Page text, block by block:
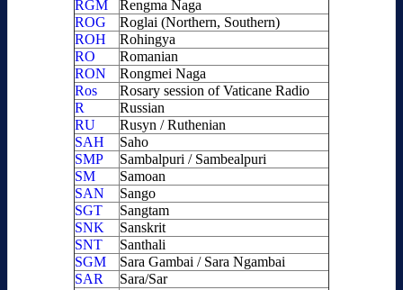
RGM
Rengma Naga
ROG
Roglai (Northern, Southern)
ROH
Rohingya
RO
Romanian
RON
Rongmei Naga
Ros
Rosary session of Vaticane Radio
R
Russian
RU
Rusyn / Ruthenian
SAH
Saho
SMP
Sambalpuri / Sambealpuri
SM
Samoan
SAN
Sango
SGT
Sangtam
SNK
Sanskrit
SNT
Santhali
SGM
Sara Gambai / Sara Ngambai
SAR
Sara/Sar